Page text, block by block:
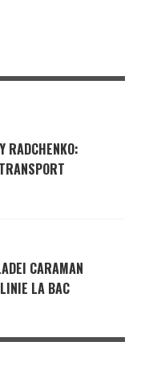
RADCHENKO:
CARAMAN
LA BAC